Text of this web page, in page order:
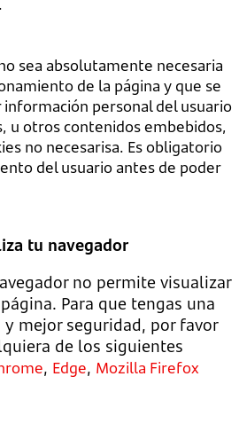
sea absolutamente necesaria
de la página y que se
personal del usuario
u otros contenidos embebidos,
no necesarisa. Es obligatorio
del usuario antes de poder
tu navegador
no permite visualizar
Para que tengas una
y mejor seguridad, por favor
de los siguientes
, Edge, Mozilla Firefox